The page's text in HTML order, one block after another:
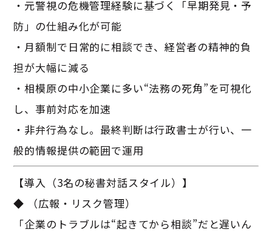
・元警視の危機管理経験に基づく「早期発見・予
防」の仕組み化が可能
・月額制で日常的に相談でき、経営者の精神的負
担が大幅に減る
・相模原の中小企業に多い“法務の死角”を可視化
し、事前対応を加速
・非弁行為なし。最終判断は行政書士が行い、一
般的情報提供の範囲で運用
【導入（3名の秘書対話スタイル）】
◆ （広報・リスク管理）
「企業のトラブルは“起きてから相談”だと遅いん